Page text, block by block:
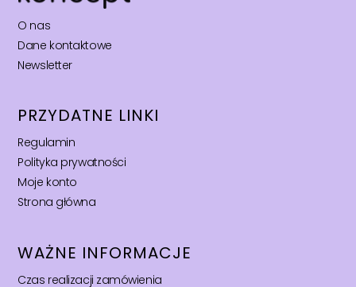
O nas
Dane kontaktowe
Newsletter
PRZYDATNE LINKI
Regulamin
Polityka prywatności
Moje konto
Strona główna
WAŻNE INFORMACJE
Czas realizacji zamówienia